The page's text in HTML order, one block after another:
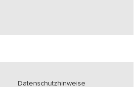
Datenschutzhinweise